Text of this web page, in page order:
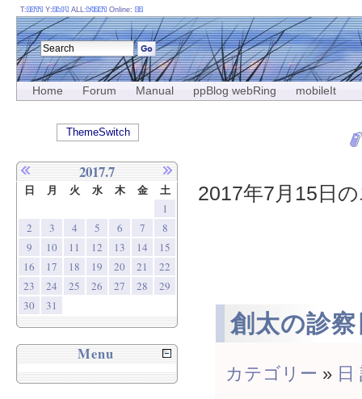
Home Forum Manual ppBlog webRing mobileIt
2017年7月15日
創太の診察
カテゴリー » 日
T: Y: ALL: Online:
ThemeSwitch
2017.7
日 月 火 水 木 金 土
1
2
3 4 5 6 7
8
9
10 11 12 13 14
15
16
17 18 19 20 21
22
23
24 25 26 27 28
29
30
31
Menu